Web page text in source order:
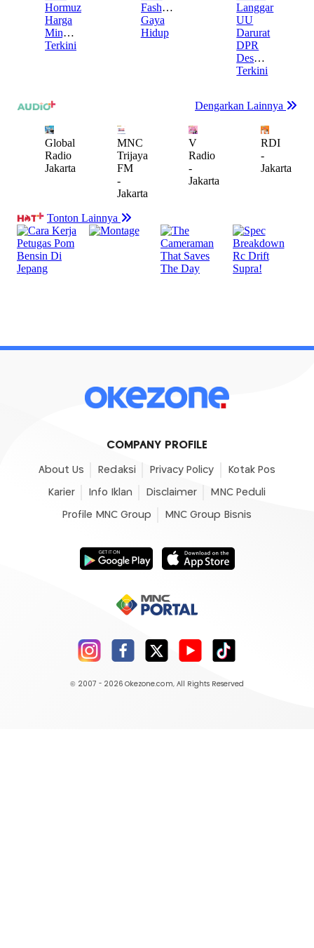
COMPANY PROFILE
About Us Redaksi Privacy Policy Kotak Pos
Karier Info Iklan Disclaimer MNC Peduli
Profile MNC Group MNC Group Bisnis
© 2007 - 2026 Okezone.com, All Rights Reserved